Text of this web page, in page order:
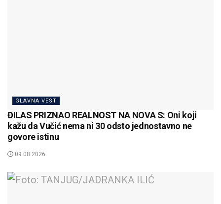
GLAVNA VEST
ĐILAS PRIZNAO REALNOST NA NOVA S: Oni koji
kažu da Vučić nema ni 30 odsto jednostavno ne
govore istinu
09.08.2026